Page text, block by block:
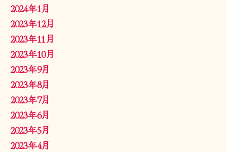
2024年1月
2023年12月
2023年11月
2023年10月
2023年9月
2023年8月
2023年7月
2023年6月
2023年5月
2023年4月